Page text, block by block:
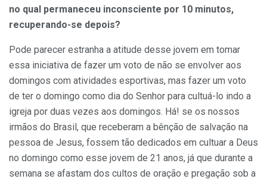
no qual permaneceu inconsciente por 10 minutos,
recuperando-se depois?
Pode parecer estranha a atitude desse jovem em tomar
essa iniciativa de fazer um voto de não se envolver aos
domingos com atividades esportivas, mas fazer um voto
de ter o domingo como dia do Senhor para cultuá-lo indo a
igreja por duas vezes aos domingos. Há! se os nossos
irmãos do Brasil, que receberam a bênção de salvação na
pessoa de Jesus, fossem tão dedicados em cultuar a Deus
no domingo como esse jovem de 21 anos, já que durante a
semana se afastam dos cultos de oração e pregação sob a